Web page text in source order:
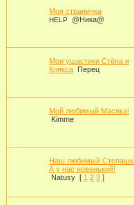
Моя страничка
HELP @Ника@
Мои ушастики Стёпа и
Клякса Перец
Мой любимый Масяка!
Kimme
Наш любимый
А у нас новенький!
Natusy [ 1 2 3 ]